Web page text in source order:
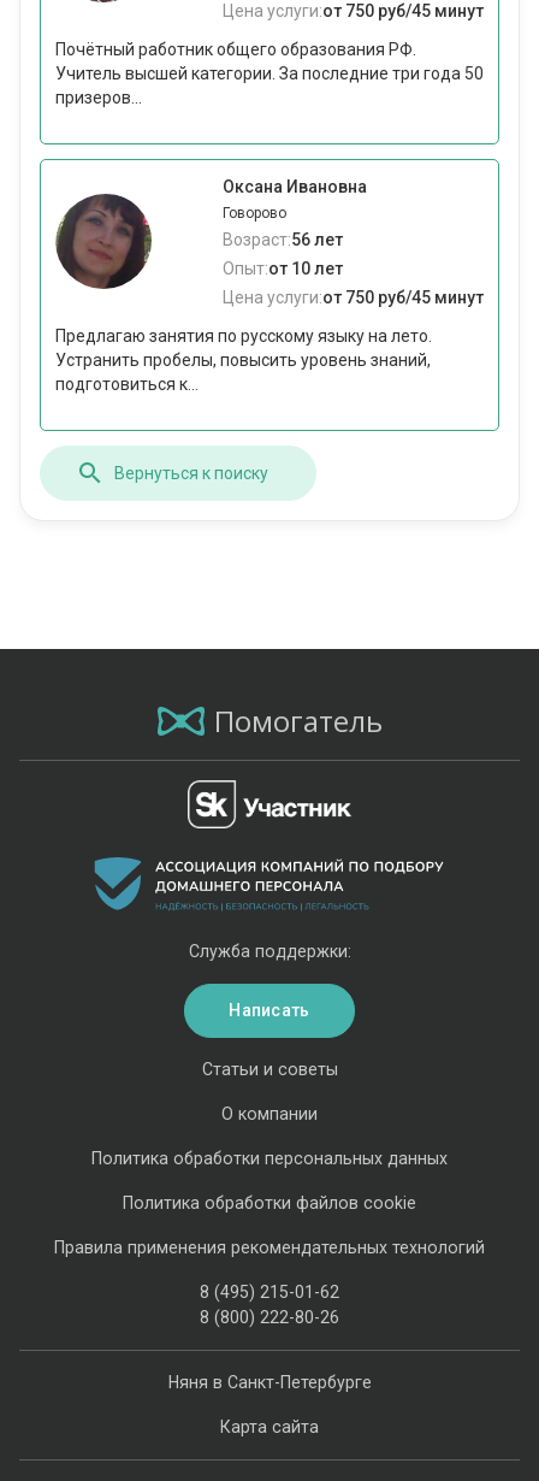
Цена услуги:от 750 руб/45 минут
Почётный работник общего образования РФ.
Учитель высшей категории. За последние три года 50
призеров...
Оксана Ивановна
Говорово
Возраст:56 лет
Опыт:от 10 лет
Цена услуги:от 750 руб/45 минут
Предлагаю занятия по русскому языку на лето.
Устранить пробелы, повысить уровень знаний,
подготовиться к...
Вернуться к поиску
Помогатель
Няня в Санкт-Петербурге
Карта сайта
Статьи и советы
О компании
Политика обработки персональных данных
Политика обработки файлов cookie
Правила применения рекомендательных технологий
8 (495) 215-01-62
8 (800) 222-80-26
Служба поддержки:
Написать